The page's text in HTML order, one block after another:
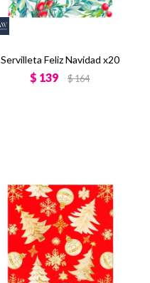
Servilleta Feliz Navidad x20
$ 139 $164